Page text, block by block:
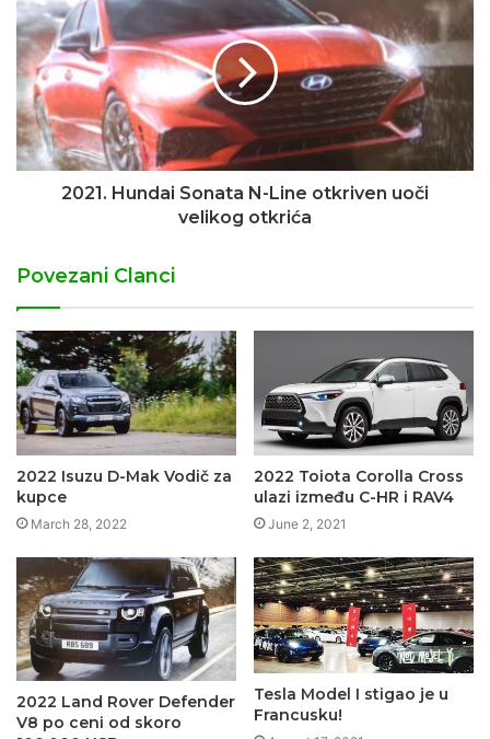
2021. Hundai Sonata N-Line otkriven uoči
velikog otkrića
Povezani Clanci
2022 Isuzu D-Mak Vodič za
kupce
March 28, 2022
2022 Toiota Corolla Cross
ulazi između C-HR i RAV4
June 2, 2021
2022 Land Rover Defender
V8 po ceni od skoro
Tesla Model I stigao je u
Francusku!